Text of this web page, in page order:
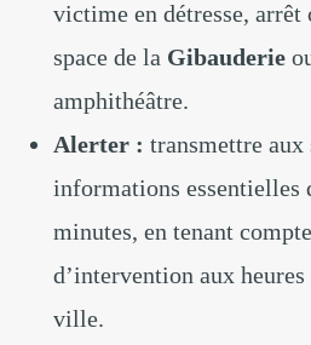
victime en détresse, arrêt
space de la Gibauderie
amphithéâtre.
Alerter : transmettre aux
informations essentielles
minutes, en tenant
d’intervention aux
ville.